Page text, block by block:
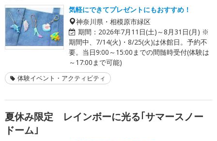
気軽にできてプレゼントにもおすすめ！
神奈川県・相模原市緑区
期間： 2026年7月11日(土)～8月31日(月) ※
期間中、7/14(火)・8/25(火)は休館日。予約不
要。当日9:00～15:00までの間髄時受付(体験は
～17:00まで可能)
体験イベント・アクティビティ
夏休み限定 レインボーに光る｢サマースノー
ドーム｣